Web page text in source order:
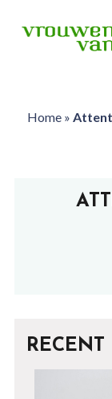
Home»
RECENT